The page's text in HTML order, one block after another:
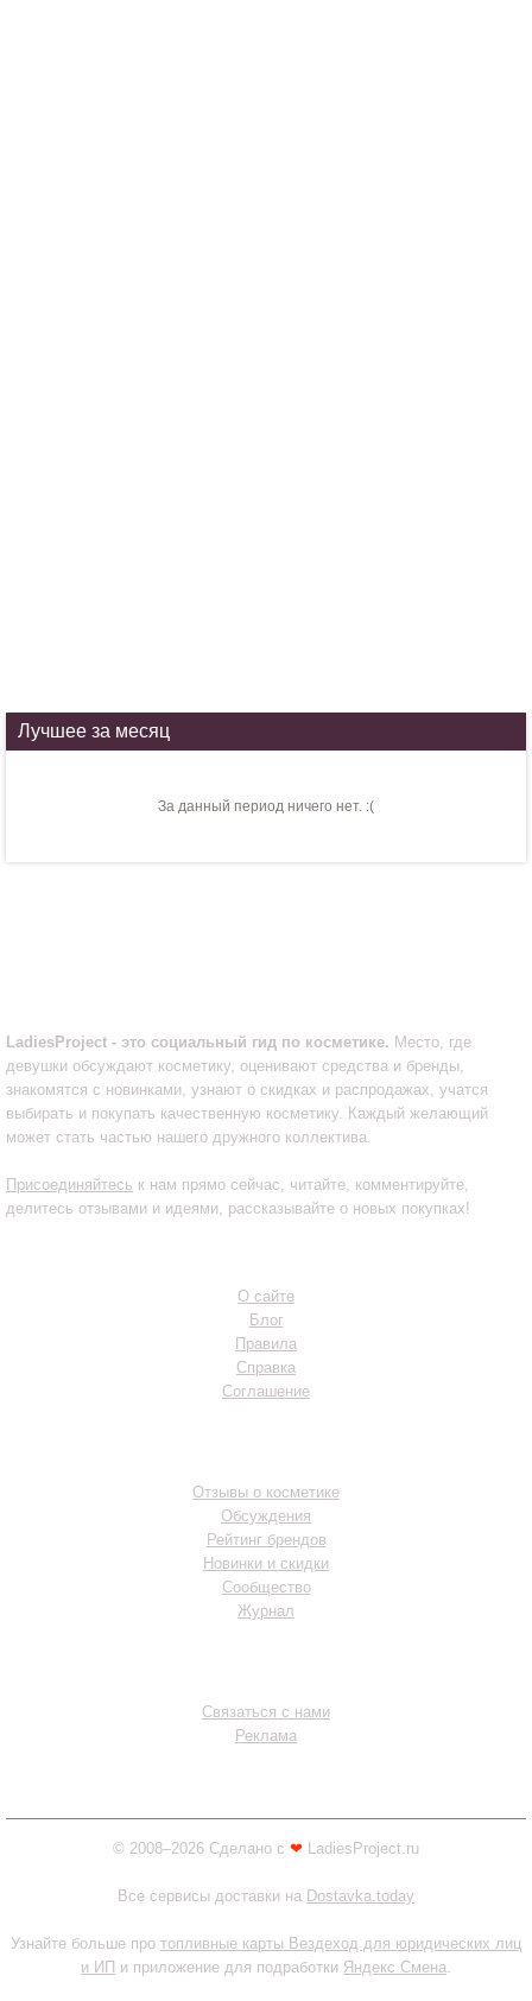
Лучшее за месяц
За данный период ничего нет. :(
LadiesProject - это социальный гид по косметике. Место, где
девушки обсуждают косметику, оценивают средства и бренды,
знакомятся с новинками, узнают о скидках и распродажах, учатся
выбирать и покупать качественную косметику. Каждый желающий
может стать частью нашего дружного коллектива.
Присоединяйтесь к нам прямо сейчас, читайте, комментируйте,
делитесь отзывами и идеями, рассказывайте о новых покупках!
О сайте
Блог
Правила
Справка
Соглашение
Отзывы о косметике
Обсуждения
Рейтинг брендов
Новинки и скидки
Сообщество
Журнал
Связаться с нами
Реклама
© 2008–2026 Сделано с ❤︎ LadiesProject.ru
Все сервисы доставки на Dostavka.today
Узнайте больше про топливные карты Вездеход для юридических лиц
и ИП и приложение для подработки Яндекс Смена